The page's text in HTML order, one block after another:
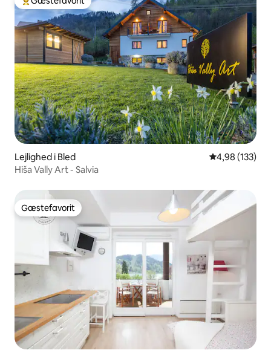
Bedste gæstefavorit
Lejlighed i Bled 4,98 ud af 5 i
4,98 (133)
Hiša Vally Art - Salvia
Gæstefavorit
Gæstefavorit